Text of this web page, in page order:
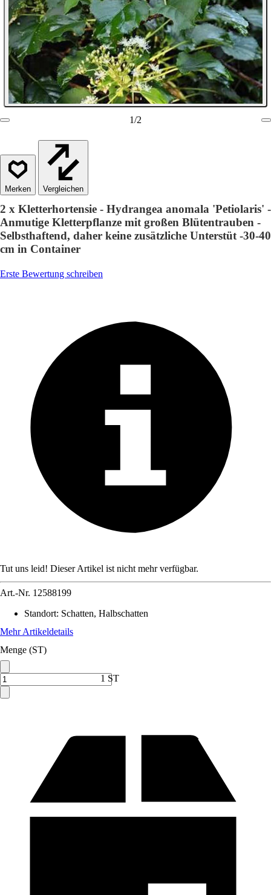
1/2
Vergleichen
2 x Kletterhortensie - Hydrangea anomala 'Petiolaris' -
Anmutige Kletterpflanze mit großen Blütentrauben -
Selbsthaftend, daher keine zusätzliche Unterstüt -30-40
cm in Container
Erste Bewertung schreiben
Tut uns leid! Dieser Artikel ist nicht mehr verfügbar.
Art.-Nr. 12588199
Standort: Schatten, Halbschatten
Mehr Artikeldetails
Menge (ST)
1 ST